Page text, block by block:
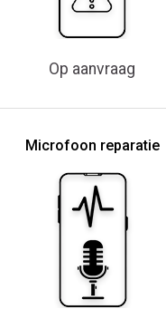
Op aanvraag
Microfoon reparatie